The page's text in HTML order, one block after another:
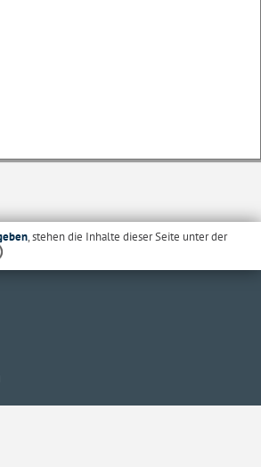
, stehen die Inhalte dieser Seite unter der